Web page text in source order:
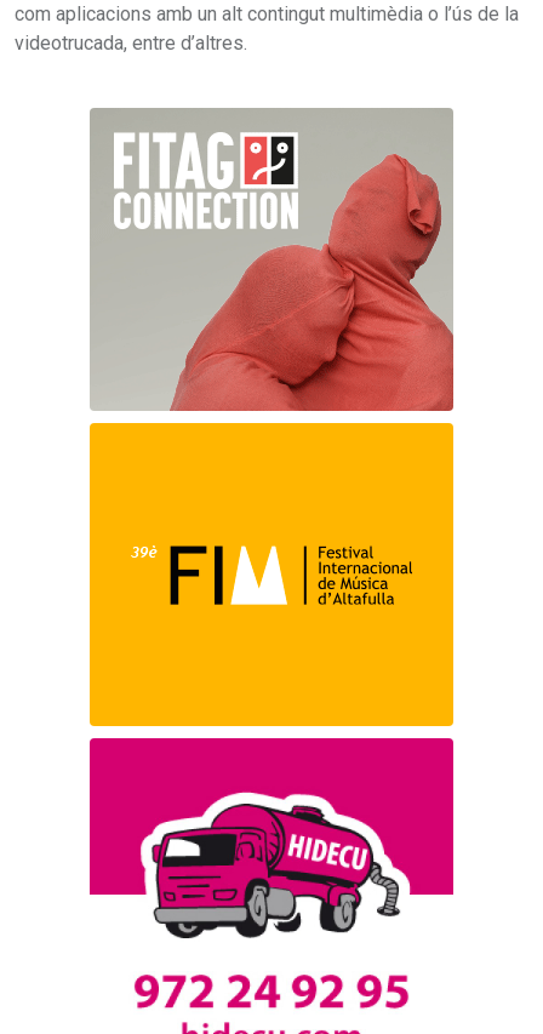
com aplicacions amb un alt contingut multimèdia o l’ús de la
videotrucada, entre d’altres.